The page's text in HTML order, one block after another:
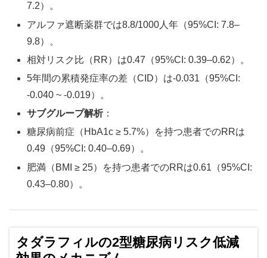
7.2）。
アルファ遮断薬群では8.8/1000人年（95%CI: 7.8–
9.8）。
相対リスク比（RR）は0.47（95%CI: 0.39–0.62）。
5年間の累積発症率の差（CID）は-0.031（95%CI:
-0.040 ~ -0.019）。
サブグループ解析：
糖尿病前症（HbA1c ≥ 5.7%）を持つ患者でのRRは
0.49（95%CI: 0.40–0.69）。
肥満（BMI ≥ 25）を持つ患者でのRRは0.61（95%CI:
0.43–0.80）。
タダラフィルの2型糖尿病リスク低減